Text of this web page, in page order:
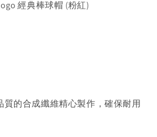
經典棒球帽 (粉紅)
質的合成纖維精心製作，確保耐用